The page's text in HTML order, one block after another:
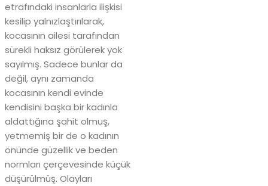
etrafındaki insanlarla ilişkisi
kesilip yalnızlaştırılarak,
kocasının ailesi tarafından
sürekli haksız görülerek yok
sayılmış. Sadece bunlar da
değil, aynı zamanda
kocasının kendi evinde
kendisini başka bir kadınla
aldattığına şahit olmuş,
yetmemiş bir de o kadının
önünde güzellik ve beden
normları çerçevesinde küçük
düşürülmüş. Olayları